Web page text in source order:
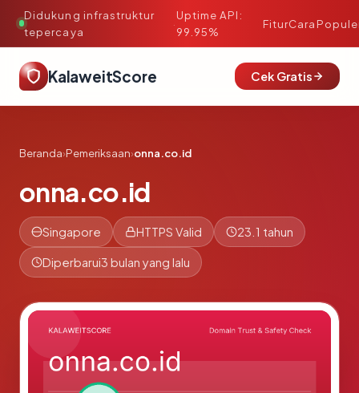
Didukung infrastruktur
tepercaya
·
Uptime API:
99.95%
FiturCara
KalaweitScore Cek Gratis
Beranda›Pemeriksaan›onna.co.id
onna.co.id
Singapore HTTPS Valid 23.1 tahun
Diperbarui3 bulan yang lalu